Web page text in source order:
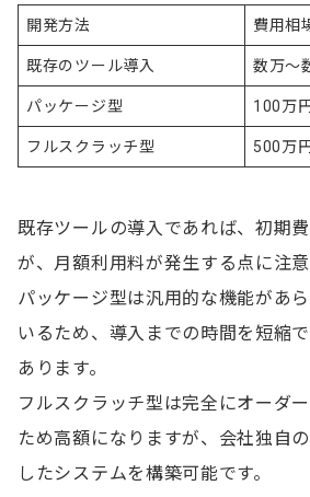
開発方法 費用相
既存のツール導入 数万～
パッケージ型 100万
フルスクラッチ型 500万
既存ツールの導入であれば、初期
が、月額利用料が発生する点に注意
パッケージ型は汎用的な機能があ
いるため、導入までの時間を短縮
あります。
フルスクラッチ型は完全にオーダ
ため高額になりますが、会社独自
したシステムを構築可能です。